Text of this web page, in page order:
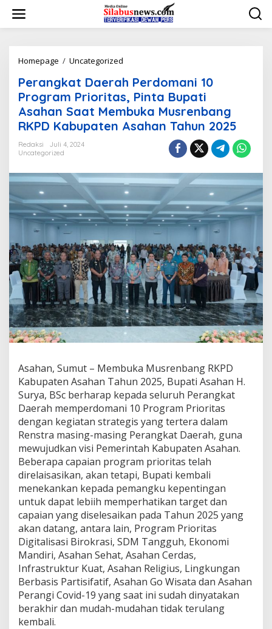
w
Homepage / Uncategorized
r
a
n
g
k
e
r
a
h
P
r
d
o
m
a
n
i
1
0
P
o
g
r
a
m
P
r
i
o
r
i
t
a
s
,
P
i
n
t
a
B
u
p
Perangkat Daerah Perdomani 10
Program Prioritas, Pinta Bupati
Asahan Saat Membuka Musrenbang
RKPD Kabupaten Asahan Tahun 2025
Redaksi
Juli 4, 2024
Uncategorized
Asahan, Sumut – Membuka Musrenbang RKPD
Kabupaten Asahan Tahun 2025, Bupati Asahan H.
Surya, BSc berharap kepada seluruh Perangkat
Daerah memperdomani 10 Program Prioritas
dengan kegiatan strategis yang tertera dalam
Renstra masing-masing Perangkat Daerah, guna
mewujudkan visi Pemerintah Kabupaten Asahan.
Beberapa capaian program prioritas telah
direlaisasikan, akan tetapi, Bupati kembali
menekankan kepada pemangku kepentingan
untuk dapat lebiih memperhatikan target dan
capaian yang diselesaikan pada Tahun 2025 yang
akan datang, antara lain, Program Prioritas
Digitalisasi Birokrasi, SDM Tangguh, Ekonomi
Mandiri, Asahan Sehat, Asahan Cerdas,
Infrastruktur Kuat, Asahan Religius, Lingkungan
Berbasis Partisifatif, Asahan Go Wisata dan Asahan
Perangi Covid-19 yang saat ini sudah dinyatakan
berakhir dan mudah-mudahan tidak terulang
kembali.